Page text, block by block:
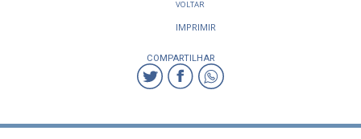
VOLTAR
IMPRIMIR
COMPARTILHAR